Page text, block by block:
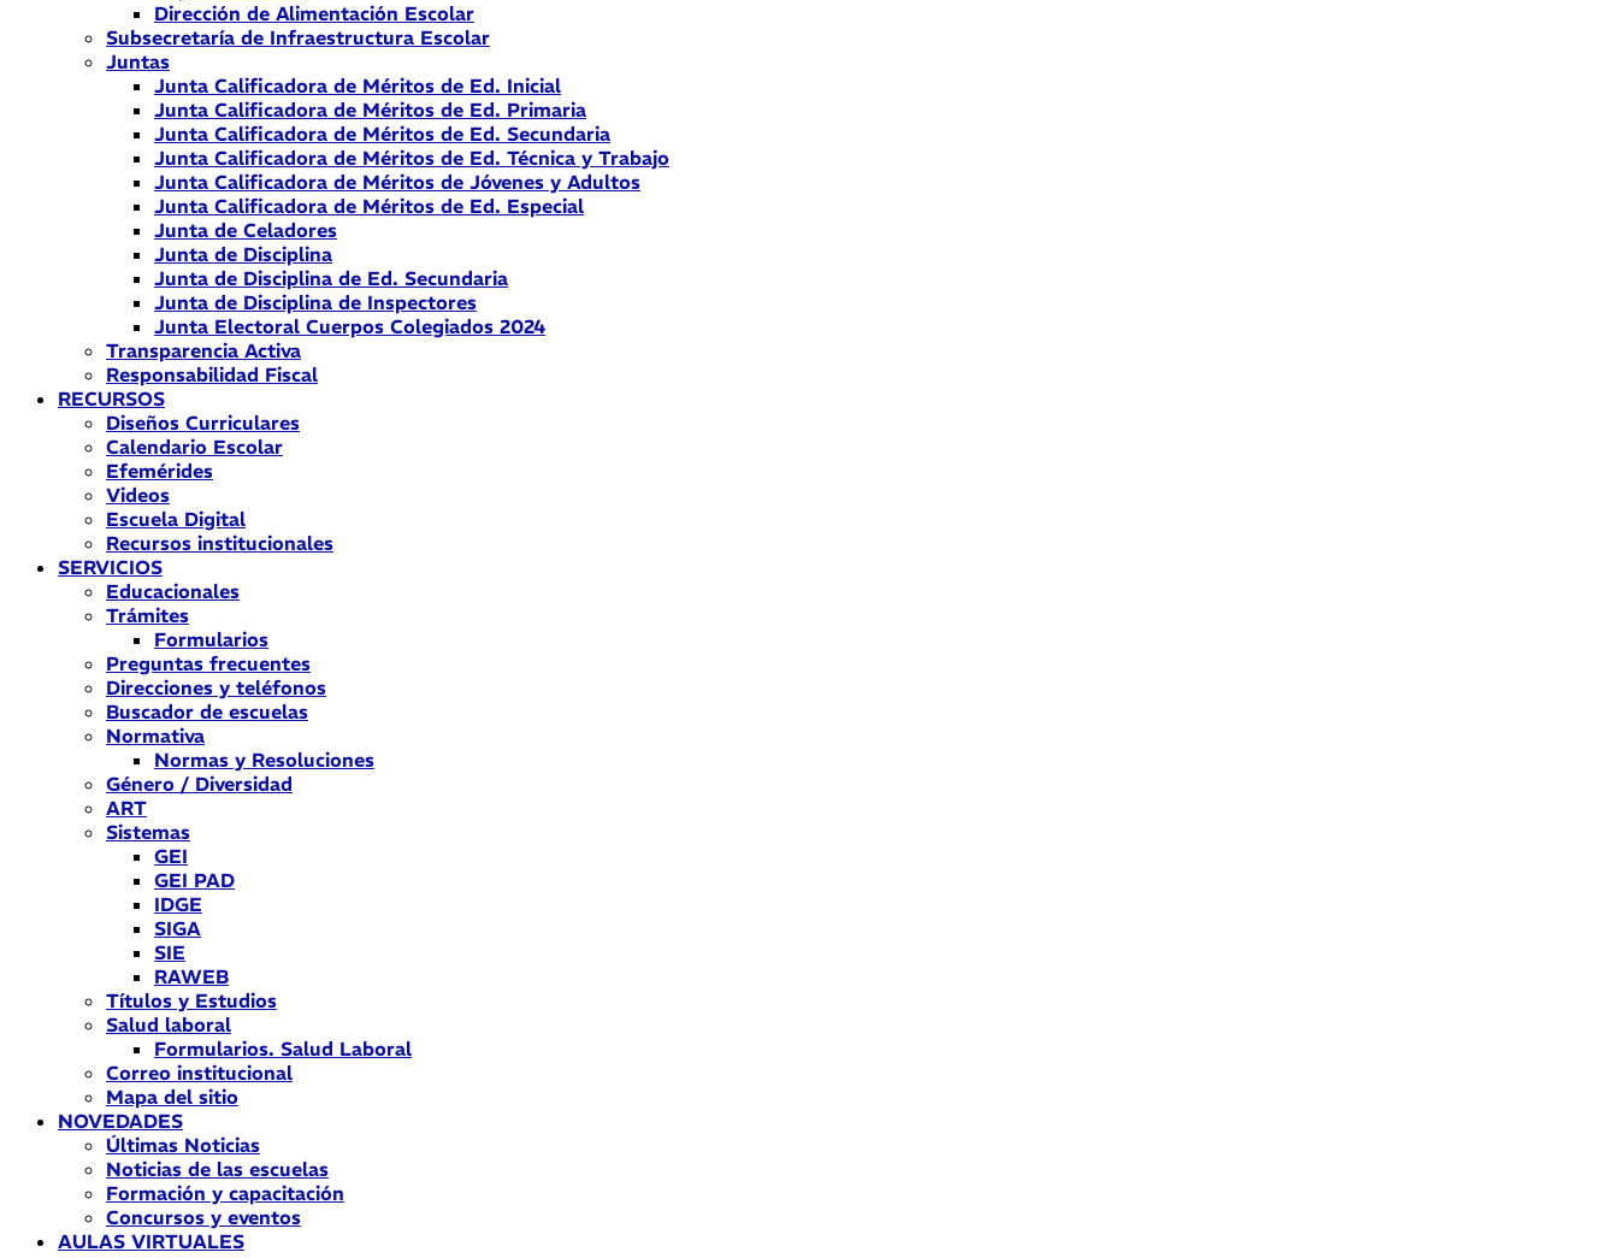
Dirección de Alimentación Escolar
Subsecretaría de Infraestructura Escolar
Juntas
Junta Calificadora de Méritos de Ed. Inicial
Junta Calificadora de Méritos de Ed. Primaria
Junta Calificadora de Méritos de Ed. Secundaria
Junta Calificadora de Méritos de Ed. Técnica y Trabajo
Junta Calificadora de Méritos de Jóvenes y Adultos
Junta Calificadora de Méritos de Ed. Especial
Junta de Celadores
Junta de Disciplina
Junta de Disciplina de Ed. Secundaria
Junta de Disciplina de Inspectores
Junta Electoral Cuerpos Colegiados 2024
Transparencia Activa
Responsabilidad Fiscal
RECURSOS
Diseños Curriculares
Calendario Escolar
Efemérides
Videos
Escuela Digital
Recursos institucionales
SERVICIOS
Educacionales
Trámites
Formularios
Preguntas frecuentes
Direcciones y teléfonos
Buscador de escuelas
Normativa
Normas y Resoluciones
Género / Diversidad
ART
Sistemas
GEI
GEI PAD
IDGE
SIGA
SIE
RAWEB
Títulos y Estudios
Salud laboral
Formularios. Salud Laboral
Correo institucional
Mapa del sitio
NOVEDADES
Últimas Noticias
Noticias de las escuelas
Formación y capacitación
Concursos y eventos
AULAS VIRTUALES